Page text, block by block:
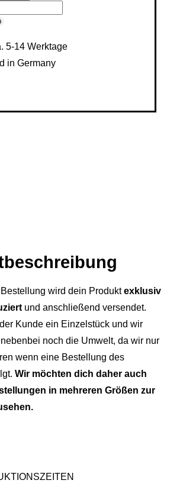
5-14 Werktage
in Germany
wird dein Produktexklusiv
und anschließend versendet.
Kunde ein Einzelstück und wir
noch die Umwelt, da wir nur
wenn eine Bestellung des
Wir möchten dich daher auch
in mehreren Größen zur